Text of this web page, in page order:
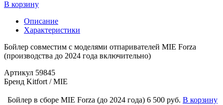
В корзину
Описание
Характеристики
Бойлер совместим с моделями отпаривателей MIE Forza
(производства до 2024 года включительно)
Артикул 59845
Бренд Kitfort / MIE
Бойлер в сборе MIE Forza (до 2024 года) 6 500 руб. В корзину